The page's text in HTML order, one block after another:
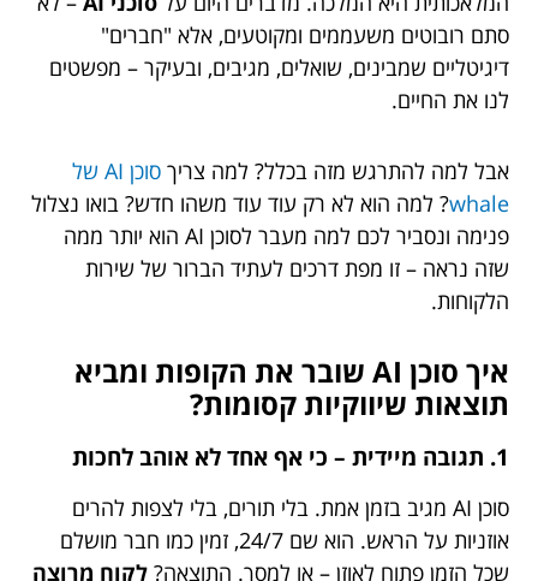
סתם רובוטים משעממים ומקוטעים, אלא "חברים"
דיגיטליים שמבינים, שואלים, מגיבים, ובעיקר – מפשטים
לנו את החיים.
אבל למה להתרגש מזה בכלל? למה צריך
סוכן AI של
whale? למה הוא לא רק עוד עוד משהו חדש? בואו נצלול
פנימה ונסביר לכם למה מעבר לסוכן AI הוא יותר ממה
שזה נראה – זו מפת דרכים לעתיד הברור של שירות
הלקוחות.
איך סוכן AI שובר את הקופות ומביא
תוצאות שיווקיות קסומות?
1. תגובה מיידית – כי אף אחד לא אוהב לחכות
סוכן AI מגיב בזמן אמת. בלי תורים, בלי לצפות להרים
אוזניות על הראש. הוא שם 24/7, זמין כמו חבר מושלם
שכל הזמן פתוח לאוזן – או למסך. התוצאה? לקוח מרוצה